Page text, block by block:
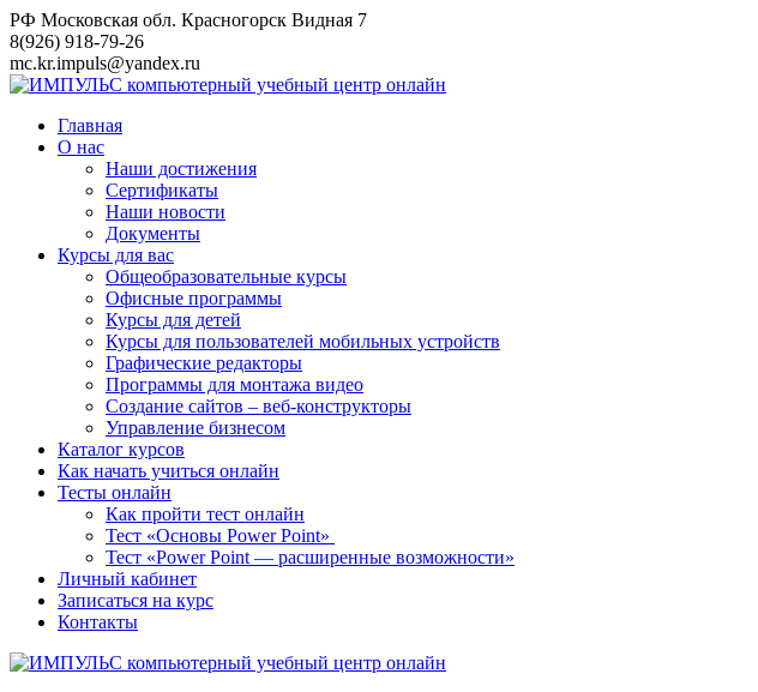
Перейти
к
контенту
РФ Московская обл. Красногорск Видная 7
8(926) 918-79-26
mc.kr.impuls@yandex.ru
Главная
О нас
Наши достижения
Сертификаты
Наши новости
Документы
Курсы для вас
Общеобразовательные курсы
Офисные программы
Курсы для детей
Курсы для пользователей мобильных устройств
Графические редакторы
Программы для монтажа видео
Создание сайтов – веб-конструкторы
Управление бизнесом
Каталог курсов
Как начать учиться онлайн
Тесты онлайн
Как пройти тест онлайн
Тест «Основы Power Point»
Тест «Power Point — расширенные возможности»
Личный кабинет
Записаться на курс
Контакты